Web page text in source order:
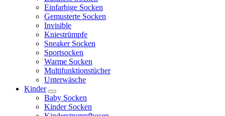
Einfarbige Socken
Gemusterte Socken
Invisible
Kniestrümpfe
Sneaker Socken
Sportsocken
Warme Socken
Multifunktionstücher
Unterwäsche
Kinder
Baby Socken
Kinder Socken